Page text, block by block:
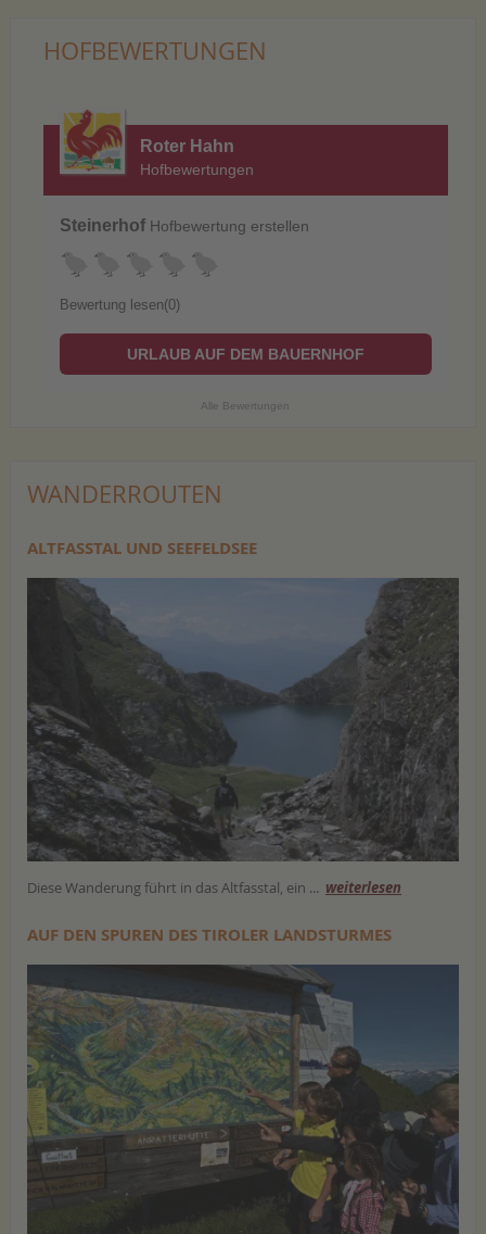
HOFBEWERTUNGEN
Roter Hahn
Hofbewertungen
Steinerhof Hofbewertung erstellen
Bewertung lesen(0)
URLAUB AUF DEM BAUERNHOF
Alle Bewertungen
WANDERROUTEN
ALTFASSTAL UND SEEFELDSEE
Diese Wanderung führt in das Altfasstal, ein ... weiterlesen
AUF DEN SPUREN DES TIROLER LANDSTURMES